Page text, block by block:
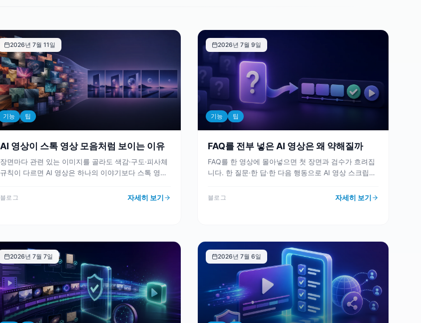
2026년 7월 11일
기능 팁
AI 영상이 스톡 영상 모음처럼 보이는 이유
장면마다 관련 있는 이미지를 골라도 색감·구도·피사체
규칙이 다르면 AI 영상은 하나의 이야기보다 스톡 영상
하는 기준을 정리했습니다.
블로그 자세히 보기
2026년 7월 9일
기능 팁
FAQ를 전부 넣은 AI 영상은 왜 약해질까
FAQ를 한 영상에 몰아넣으면 첫 장면과 검수가 흐려집
니다. 한 질문·한 답·한 다음 행동으로 AI 영상 스크립트
블로그 자세히 보기
2026년 7월 7일 2026년 7월 6일